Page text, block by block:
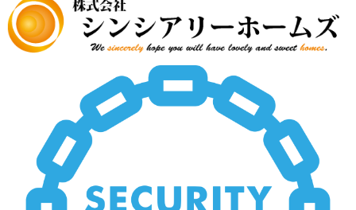
田園調布5丁目戸建価格改定
2025/5/19
八潮市南川崎戸建価格改定
いすみ市大原台土地価格改定
新規物件公開しました。
2025/4/2
新規物件公開しました。
2025/3/5
新規物件2件公開しました。
2025/2/21
新規賃貸物件公開致しました。